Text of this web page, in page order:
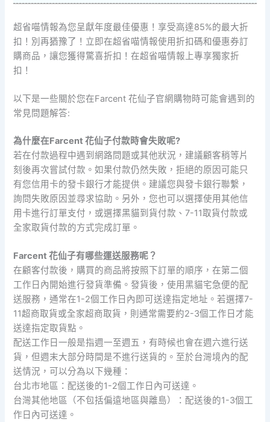
超省喵情報為您呈獻年度最佳優惠！享受高達85%的最大折
扣！別再猶豫了！立即在超省喵情報使用折扣碼和優惠券訂
購商品，讓您獲得驚喜折扣！在超省喵情報上專享獨家折
扣！
以下是一些關於您在Farcent 花仙子官網購物時可能會遇到的
常見問題解答:
為什麼在Farcent 花仙子付款時會失敗呢?
若在付款過程中遇到網路問題或其他狀況，建議顧客稍等片
刻後再次嘗試付款。如果付款仍然失敗，拒絕的原因可能只
有您信用卡的發卡銀行才能提供。建議您與發卡銀行聯繫，
詢問失敗原因並尋求協助。另外，您也可以選擇使用其他信
用卡進行訂單支付，或選擇黑貓到貨付款、7-11取貨付款或
全家取貨付款的方式完成訂單。
Farcent 花仙子有哪些運送服務呢？
在顧客付款後，購買的商品將按照下訂單的順序，在第二個
工作日內開始進行發貨準備。發貨後，使用黑貓宅急便的配
送服務，通常在1-2個工作日內即可送達指定地址。若選擇7-
11超商取貨或全家超商取貨，則通常需要約2-3個工作日才能
送達指定取貨點。
配送工作日一般是指週一至週五，有時候也會在週六進行送
貨，但週末大部分時間是不進行送貨的。至於台灣境內的配
送情況，可以分為以下幾種：
台北市地區：配送後的1-2個工作日內可送達。
台灣其他地區（不包括偏遠地區與離島）：配送後的1-3個工
作日內可送達。